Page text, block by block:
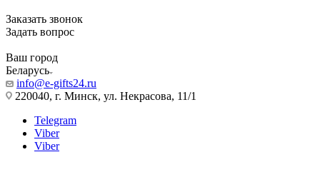
Заказать звонок
Задать вопрос
Ваш город
Беларусь
info@e-gifts24.ru
220040, г. Минск, ул. Некрасова, 11/1
Telegram
Viber
Viber